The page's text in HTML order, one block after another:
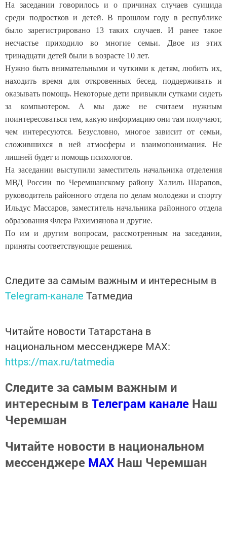
На заседании говорилось и о причинах случаев суицида
среди подростков и детей. В прошлом году в республике
было зарегистрировано 13 таких случаев. И ранее такое
несчастье приходило во многие семьи. Двое из этих
тринадцати детей были в возрасте 10 лет.
Нужно быть внимательными и чуткими к детям, любить их,
находить время для откровенных бесед, поддерживать и
оказывать помощь. Некоторые дети привыкли сутками сидеть
за компьютером. А мы даже не считаем нужным
поинтересоваться тем, какую информацию они там получают,
чем интересуются. Безусловно, многое зависит от семьи,
сложившихся в ней атмосферы и взаимопонимания. Не
лишней будет и помощь психологов.
На заседании выступили заместитель начальника отделения
МВД России по Черемшанскому району Халиль Шарапов,
руководитель районного отдела по делам молодежи и спорту
Ильдус Массаров, заместитель начальника районного отдела
образования Флера Рахимзянова и другие.
По им и другим вопросам, рассмотренным на заседании,
приняты соответствующие решения.
Следите за самым важным и интересным в
Telegram-канале Татмедиа
Читайте новости Татарстана в
национальном мессенджере MАХ:
https://max.ru/tatmedia
Следите за самым важным и
интересным в Телеграм канале Наш
Черемшан
Читайте новости в национальном
мессенджере MАХ Наш Черемшан